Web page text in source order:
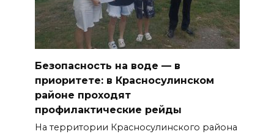
Безопасность на воде — в
приоритете: в Красносулинском
районе проходят
профилактические рейды
На территории Красносулинского района